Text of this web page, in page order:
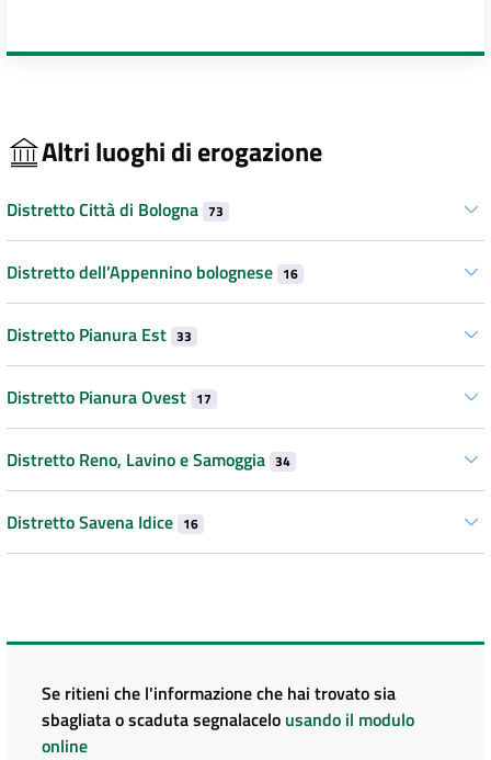
Altri luoghi di erogazione
Distretto Città di Bologna 73
Distretto dell’Appennino bolognese 16
Distretto Pianura Est 33
Distretto Pianura Ovest 17
Distretto Reno, Lavino e Samoggia 34
Distretto Savena Idice 16
Se ritieni che l'informazione che hai trovato sia
sbagliata o scaduta segnalacelo usando il modulo
online